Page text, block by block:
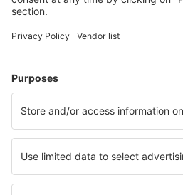
Orland (OLA)
Hovden Orsta-Volda (HOV)
Oslo
Roros Airport (RRS)
Rorvik Airport (RVK)